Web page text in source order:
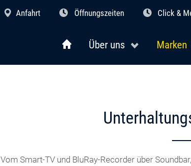
Anfahrt Öffnungszeiten Click &
Über uns Marken
Vom Smart-TV und BluRay-Recorder über